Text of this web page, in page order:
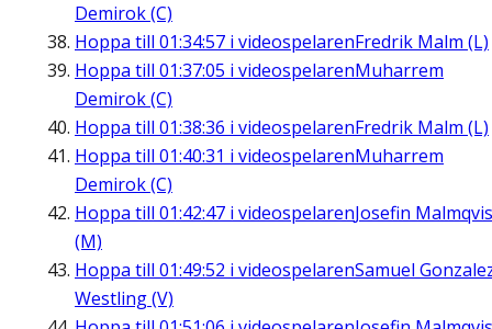
Demirok (C)
Hoppa till 01:34:57 i videospelarenFredrik Malm (L)
Hoppa till 01:37:05 i videospelarenMuharrem
Demirok (C)
Hoppa till 01:38:36 i videospelarenFredrik Malm (L)
Hoppa till 01:40:31 i videospelarenMuharrem
Demirok (C)
Hoppa till 01:42:47 i videospelarenJosefin
(M)
Hoppa till 01:49:52 i videospelarenSamuel
Westling (V)